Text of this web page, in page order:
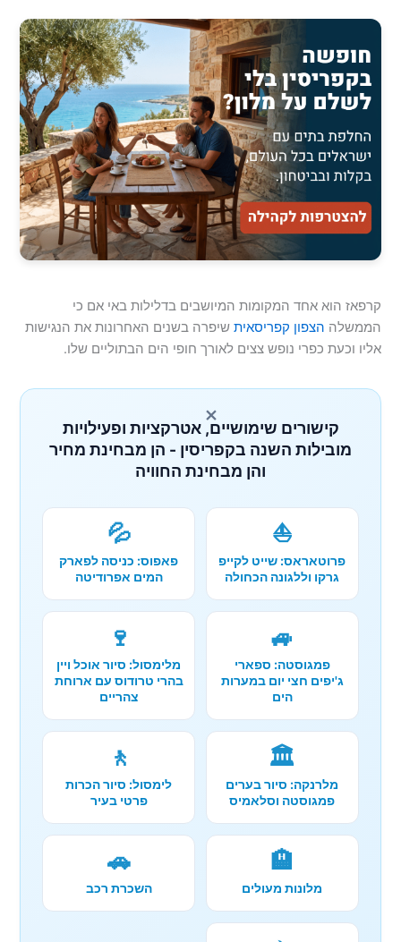
קרפאז הוא אחד המקומות המיושבים בדלילות באי אם כי
הממשלה הצפון קפריסאית שיפרה בשנים האחרונות את הנגישות
אליו וכעת כפרי נופש צצים לאורך חופי הים הבתוליים שלו.
×
קישורים שימושיים, אטרקציות ופעילויות
מובילות השנה בקפריסין - הן מבחינת מחיר
והן מבחינת החוויה
⛵
פרוטאראס: שייט לקייפ
גרקו וללגונה הכחולה
💦
פאפוס: כניסה לפארק
המים אפרודיטה
🚙
פמגוסטה: ספארי
ג'יפים חצי יום במערות
הים
🍷
מלימסול: סיור אוכל ויין
בהרי טרודוס עם ארוחת
צהריים
🏛️
מלרנקה: סיור בערים
פמגוסטה וסלאמיס
🚶
לימסול: סיור הכרות
פרטי בעיר
🏨
מלונות מעולים
🚗
השכרת רכב